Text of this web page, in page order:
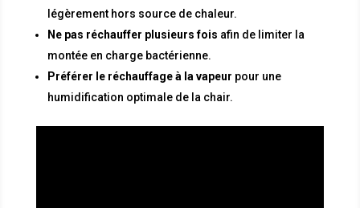
légèrement hors source de chaleur.
Ne pas réchauffer plusieurs fois afin de limiter la
montée en charge bactérienne.
Préférer le réchauffage à la vapeur pour une
humidification optimale de la chair.